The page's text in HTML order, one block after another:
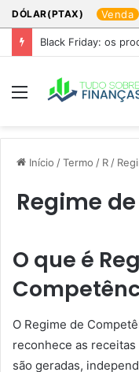
DÓLAR(PTAX) Venda
Black Friday: os
Menu
Início /Termo / R /
Regime
O que é
O Regime de
reconhece as
são geradas,